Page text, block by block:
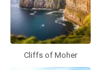
Cliffs of Moher